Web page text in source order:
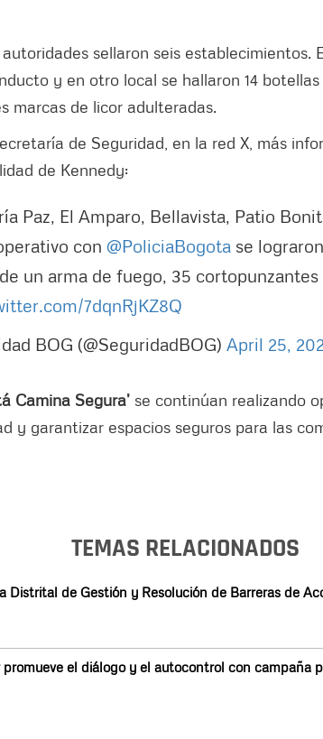
autoridades sellaron seis
y en otro local se hallaron 14
marcas de licor adulteradas.
de Seguridad, en la red X, más
de Kennedy:
Paz, El Amparo, Bellavista, Patio
con @PoliciaBogota se
un arma de fuego, 35
7dqnRjKZ8Q
BOG (@SeguridadBOG) April 25,
Camina Segura’ se continúan realizando
y garantizar espacios seguros para las
TEMAS RELACIONADOS
Distrital de Gestión y Resolución de Barreras de
promueve el diálogo y el autocontrol con campaña